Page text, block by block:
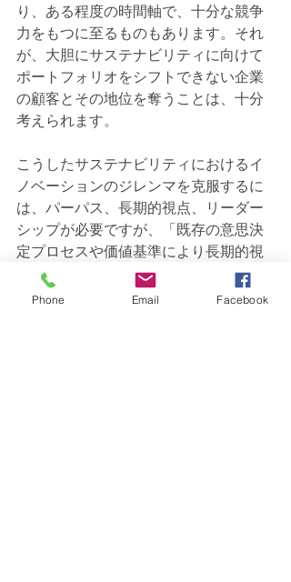
り、ある程度の時間軸で、十分な競争
力をもつに至るものもあります。それ
が、大胆にサステナビリティに向けて
ポートフォリオをシフトできない企業
の顧客とその地位を奪うことは、十分
考えられます。
こうしたサステナビリティにおけるイ
ノベーションのジレンマを克服するに
は、パーパス、長期的視点、リーダー
シップが必要ですが、「既存の意思決
定プロセスや価値基準により長期的視
点での取組みが阻害されないよう、独
立した組織に、経営資源を与えて運営
Phone Email Facebook